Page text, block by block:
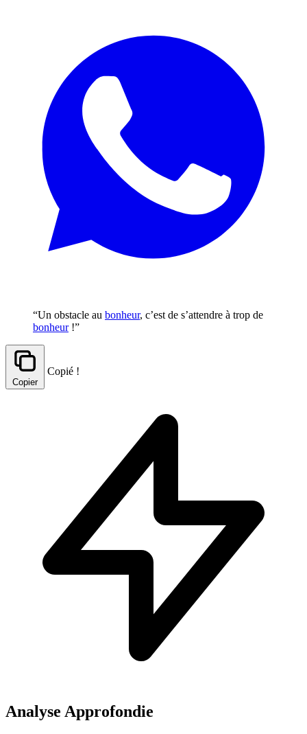
“Un obstacle au bonheur, c’est de s’attendre à trop de
bonheur!”
Copier
Copié !
Analyse Approfondie